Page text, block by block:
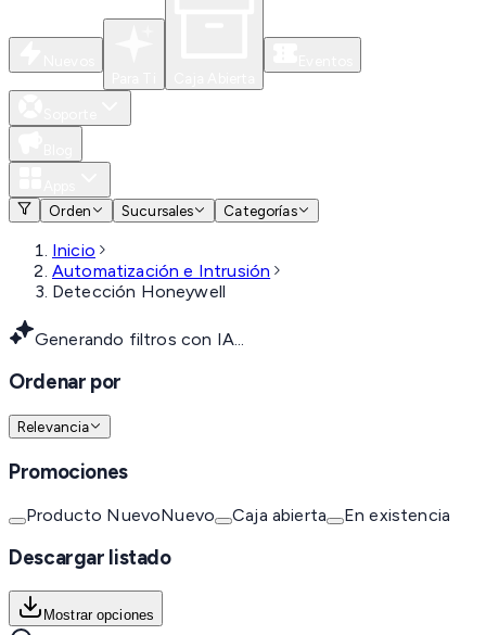
Orden
Sucursales Categorías
Inicio
Automatización e Intrusión
Detección Honeywell
Generando filtros con IA...
Ordenar por
Relevancia
Promociones
Producto NuevoNuevo Caja abierta En existencia
Descargar listado
Mostrar opciones